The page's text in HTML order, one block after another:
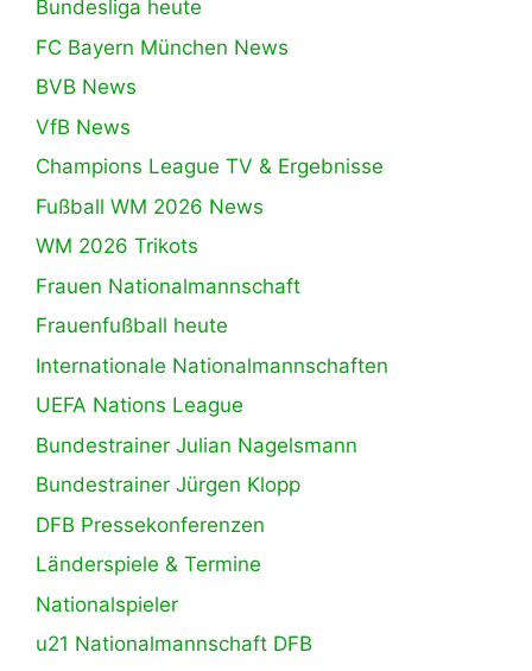
Bundesliga heute
FC Bayern München News
BVB News
VfB News
Champions League TV & Ergebnisse
Fußball WM 2026 News
WM 2026 Trikots
Frauen Nationalmannschaft
Frauenfußball heute
Internationale Nationalmannschaften
UEFA Nations League
Bundestrainer Julian Nagelsmann
Bundestrainer Jürgen Klopp
DFB Pressekonferenzen
Länderspiele & Termine
Nationalspieler
u21 Nationalmannschaft DFB